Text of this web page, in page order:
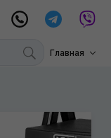
Главная